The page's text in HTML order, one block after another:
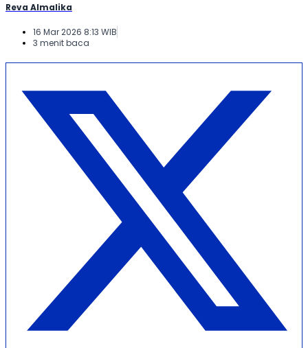
Reva Almalika
16 Mar 2026 8:13 WIB
3 menit baca